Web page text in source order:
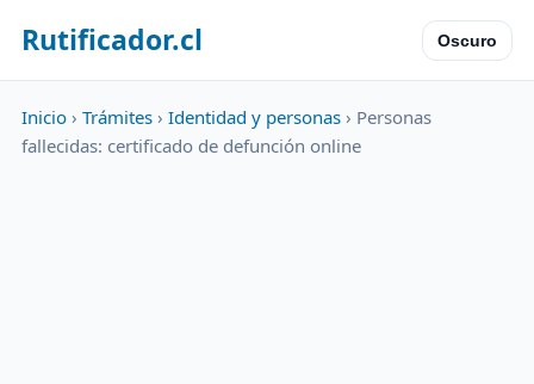
Rutificador.cl Oscuro
Inicio › Trámites › Identidad y personas › Personas
fallecidas: certificado de defunción online